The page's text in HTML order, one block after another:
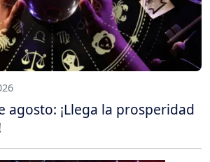
agosto: ¡Llega la prosperidad